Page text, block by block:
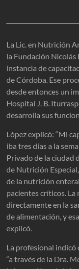
La Lic. en Nutrición
la Fundación Nicolás
instancia de
de Córdoba. Ese
desde entonces un
Hospital J. B.
desarrolla sus
López explicó: “Mi
iba tres días a la
Privado de la ciudad
de Nutrición
de la nutrición
pacientes críticos.
directamente en la
de alimentación, y
explicó.
La profesional indicó
“a través de la Dra.